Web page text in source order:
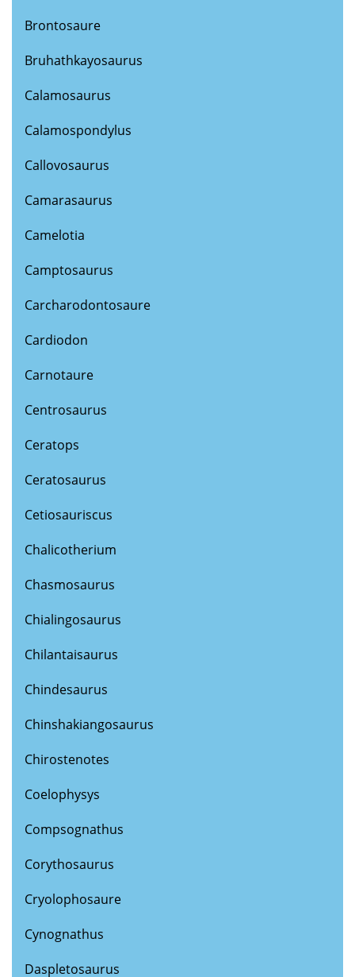
Brontosaure
Bruhathkayosaurus
Calamosaurus
Calamospondylus
Callovosaurus
Camarasaurus
Camelotia
Camptosaurus
Carcharodontosaure
Cardiodon
Carnotaure
Centrosaurus
Ceratops
Ceratosaurus
Cetiosauriscus
Chalicotherium
Chasmosaurus
Chialingosaurus
Chilantaisaurus
Chindesaurus
Chinshakiangosaurus
Chirostenotes
Coelophysys
Compsognathus
Corythosaurus
Cryolophosaure
Cynognathus
Daspletosaurus